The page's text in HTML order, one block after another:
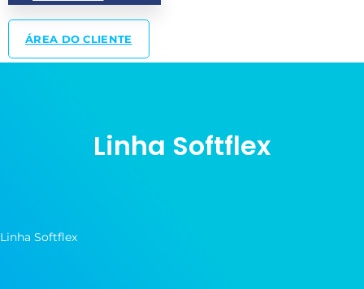
ÁREA DO CLIENTE
Linha Softflex
Linha Softflex